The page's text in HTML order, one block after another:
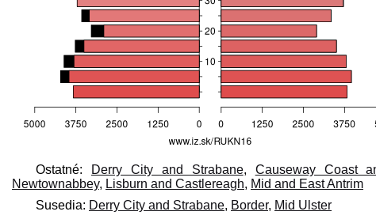
Ostatné: Derry City and Strabane, Causeway Coast
Newtownabbey, Lisburn and Castlereagh, Mid and East Antrim
Susedia: Derry City and Strabane, Border, Mid Ulster